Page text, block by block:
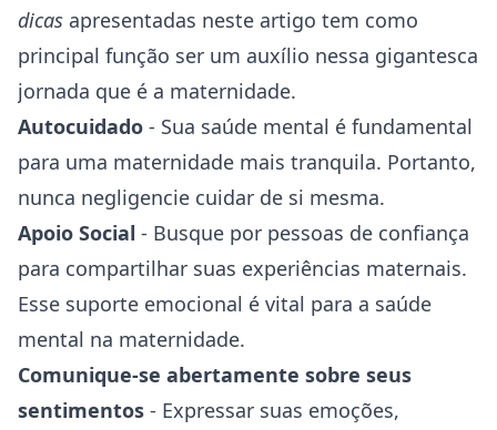
dicas apresentadas neste artigo tem como
principal função ser um auxílio nessa gigantesca
jornada que é a maternidade.
Autocuidado - Sua saúde mental é fundamental
para uma maternidade mais tranquila. Portanto,
nunca negligencie cuidar de si mesma.
Apoio Social - Busque por pessoas de confiança
para compartilhar suas experiências maternais.
Esse suporte emocional é vital para a saúde
mental na maternidade.
Comunique-se abertamente sobre seus
sentimentos - Expressar suas emoções,